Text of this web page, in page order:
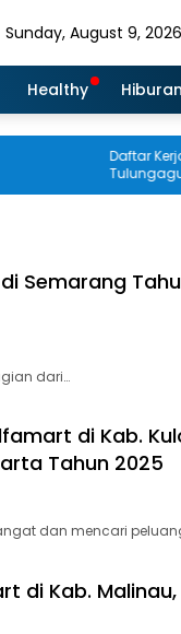
Sunday, August 9, 2026
Healthy Hiburan
Daftar Kerja
Tulungagung
Semarang
dari…
di Kab.
Tahun 2025
dan mencari
di Kab. Malinau,